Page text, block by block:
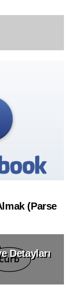
(Parse
Detayları